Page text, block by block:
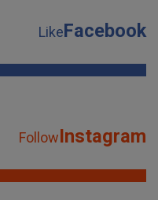
LikeFacebook
FollowInstagram